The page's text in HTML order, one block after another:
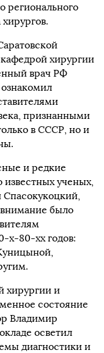
регионального
хирургии
врач РФ
признанными
в СССР, но и
и редкие
ученых,
Спасокукоцкий,
было
х-80-хх годов:
хирургии и
состояние
Владимир
осветил
диагностики и